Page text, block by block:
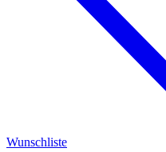
Wunschliste